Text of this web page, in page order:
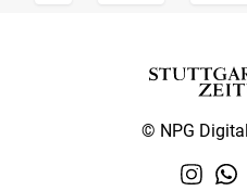
© NPG